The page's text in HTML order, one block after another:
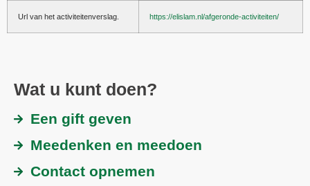
Url van het activiteitenverslag. https://elislam.nl/afgeronde-activiteiten/
Wat u kunt doen?
Een gift geven
Meedenken en meedoen
Contact opnemen